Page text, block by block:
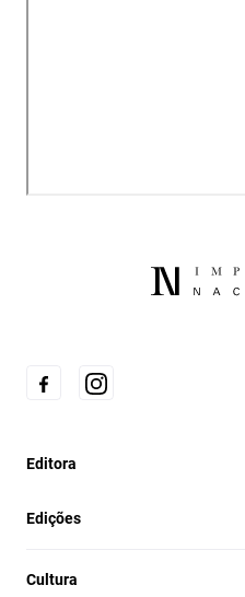
Editora
Edições
Cultura